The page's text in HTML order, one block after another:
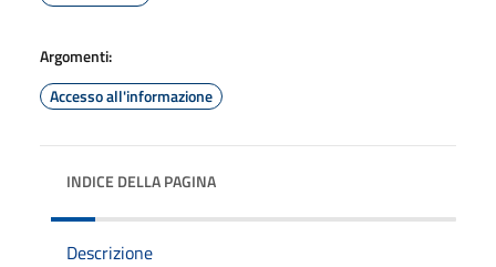
Argomenti:
Accesso all'informazione
INDICE DELLA PAGINA
Descrizione